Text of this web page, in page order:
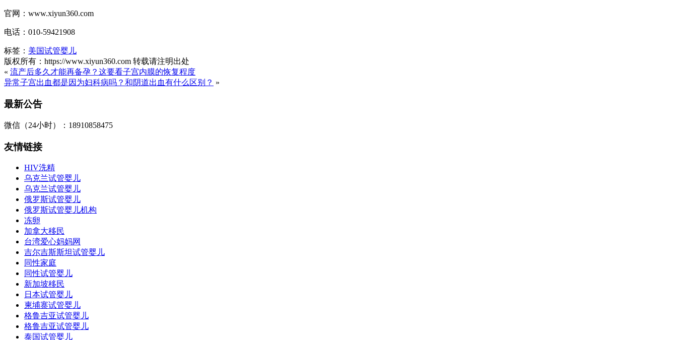
官网：www.xiyun360.com
电话：010-59421908
标签： 美国试管婴儿
版权所有：https://www.xiyun360.com 转载请注明出处
« 流产后多久才能再备孕？这要看子宫内膜的恢复程度
异常子宫出血都是因为妇科病吗？和阴道出血有什么区别？ »
最新公告
微信（24小时）：18910858475
友情链接
HIV洗精
乌克兰试管婴儿
乌克兰试管婴儿
俄罗斯试管婴儿
俄罗斯试管婴儿机构
冻卵
加拿大移民
台湾爱心妈妈网
吉尔吉斯斯坦试管婴儿
同性家庭
同性试管婴儿
新加坡移民
日本试管婴儿
柬埔寨试管婴儿
格鲁吉亚试管婴儿
格鲁吉亚试管婴儿
泰国试管婴儿